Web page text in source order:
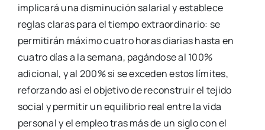
implicará una disminución salarial y establece
reglas claras para el tiempo extraordinario: se
permitirán máximo cuatro horas diarias hasta en
cuatro días a la semana, pagándose al 100%
adicional, y al 200% si se exceden estos límites,
reforzando así el objetivo de reconstruir el tejido
social y permitir un equilibrio real entre la vida
personal y el empleo tras más de un siglo con el